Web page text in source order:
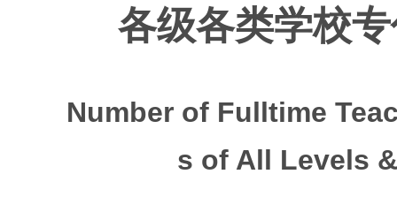
各级各类学校
Number of Fulltime
s of All Levels